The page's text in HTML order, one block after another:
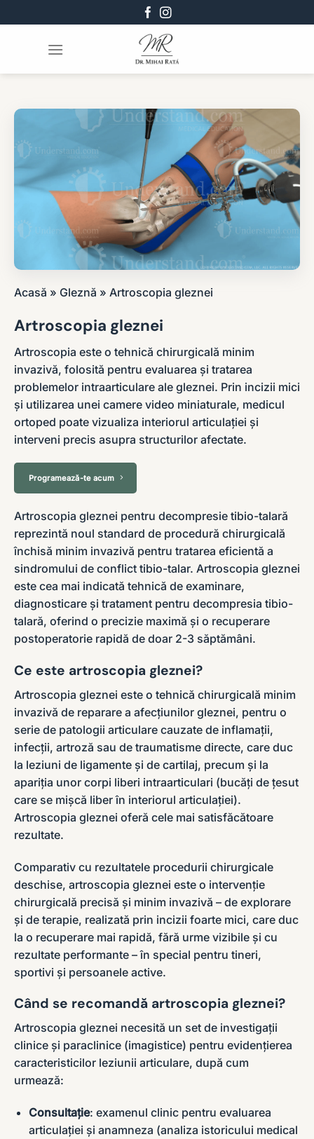
to
Acasă » Gleznă » Artroscopia gleznei
Artroscopia gleznei
Artroscopia este o tehnică chirurgicală minim
invazivă, folosită pentru evaluarea și tratarea
problemelor intraarticulare ale gleznei. Prin incizii mici
și utilizarea unei camere video miniaturale, medicul
ortoped poate vizualiza interiorul articulației și
interveni precis asupra structurilor afectate.
Programează-te acum
Artroscopia gleznei pentru decompresie tibio-talară
reprezintă noul standard de procedură chirurgicală
închisă minim invazivă pentru tratarea eficientă a
sindromului de conflict tibio-talar. Artroscopia gleznei
este cea mai indicată tehnică de examinare,
diagnosticare și tratament pentru decompresia tibio-
talară, oferind o precizie maximă și o recuperare
postoperatorie rapidă de doar 2-3 săptămâni.
Ce este artroscopia gleznei?
Artroscopia gleznei este o tehnică chirurgicală minim
invazivă de reparare a afecțiunilor gleznei, pentru o
serie de patologii articulare cauzate de inflamații,
infecții, artroză sau de traumatisme directe, care duc
la leziuni de ligamente și de cartilaj, precum și la
apariția unor corpi liberi intraarticulari (bucăți de țesut
care se mișcă liber în interiorul articulației).
Artroscopia gleznei oferă cele mai satisfăcătoare
rezultate.
Comparativ cu rezultatele procedurii chirurgicale
deschise, artroscopia gleznei este o intervenție
chirurgicală precisă și minim invazivă – de explorare
și de terapie, realizată prin incizii foarte mici, care duc
la o recuperare mai rapidă, fără urme vizibile și cu
rezultate performante – în special pentru tineri,
sportivi și persoanele active.
Când se recomandă artroscopia gleznei?
Artroscopia gleznei necesită un set de investigații
clinice și paraclinice (imagistice) pentru evidențierea
caracteristicilor leziunii articulare, după cum
urmează:
Consultație: examenul clinic pentru evaluarea
articulației și anamneza (analiza istoricului medical